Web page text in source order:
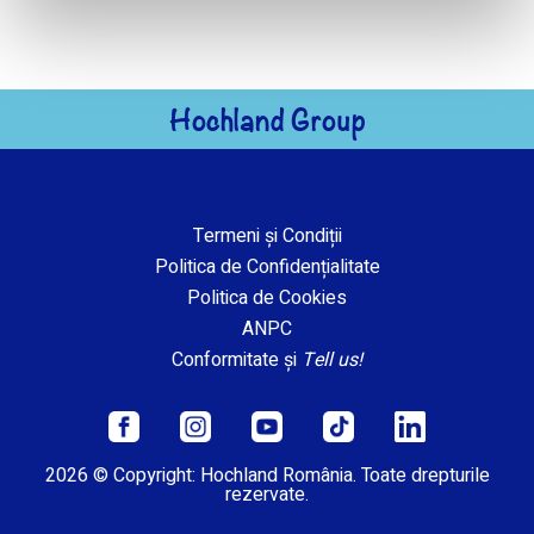
Hochland Group
Termeni și Condiții
Politica de Confidențialitate
Politica de Cookies
ANPC
Conformitate și Tell us!
2026 © Copyright: Hochland România. Toate drepturile
rezervate.